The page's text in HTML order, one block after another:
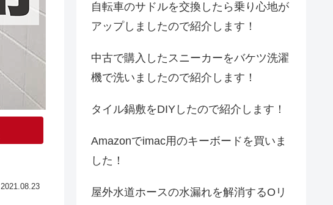
2021.08.23
自転車のサドルを交換したら乗り心地が
アップしましたので紹介します！
中古で購入したスニーカーをバケツ洗濯
機で洗いましたので紹介します！
タイル鍋敷をDIYしたので紹介します！
Amazonでimac用のキーボードを買いま
した！
屋外水道ホースの水漏れを解消するOリ